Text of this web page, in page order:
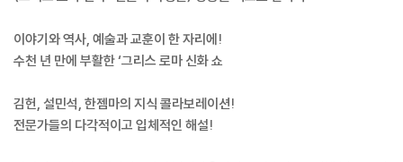
이야기와 역사, 예술과 교훈이 한 자리에!
수천 년 만에 부활한 ‘그리스 로마 신화 쇼
김헌, 설민석, 한젬마의 지식 콜라보레이션!
전문가들의 다각적이고 입체적인 해설!